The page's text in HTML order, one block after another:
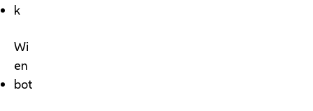
k
Wi
en
bot